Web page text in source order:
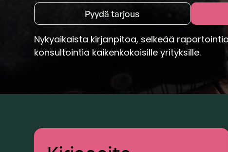
Pyydä tarjous
Nykyaikaista kirjanpitoa, selkeää
konsultointia kaikenkokoisille yrityksille.